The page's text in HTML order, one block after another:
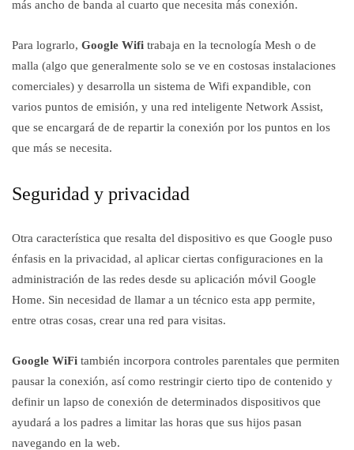
más ancho de banda al cuarto que necesita más conexión.
Para lograrlo, Google Wifi trabaja en la tecnología Mesh o de
malla (algo que generalmente solo se ve en costosas instalaciones
comerciales) y desarrolla un sistema de Wifi expandible, con
varios puntos de emisión, y una red inteligente Network Assist,
que se encargará de de repartir la conexión por los puntos en los
que más se necesita.
Seguridad y privacidad
Otra característica que resalta del dispositivo es que Google puso
énfasis en la privacidad, al aplicar ciertas configuraciones en la
administración de las redes desde su aplicación móvil Google
Home. Sin necesidad de llamar a un técnico esta app permite,
entre otras cosas, crear una red para visitas.
Google WiFi también incorpora controles parentales que permiten
pausar la conexión, así como restringir cierto tipo de contenido y
definir un lapso de conexión de determinados dispositivos que
ayudará a los padres a limitar las horas que sus hijos pasan
navegando en la web.